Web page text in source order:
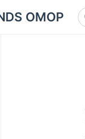
OMOP